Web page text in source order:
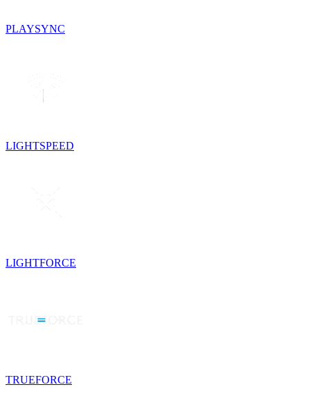
PLAYSYNC
LIGHTSPEED
LIGHTFORCE
TRUEFORCE